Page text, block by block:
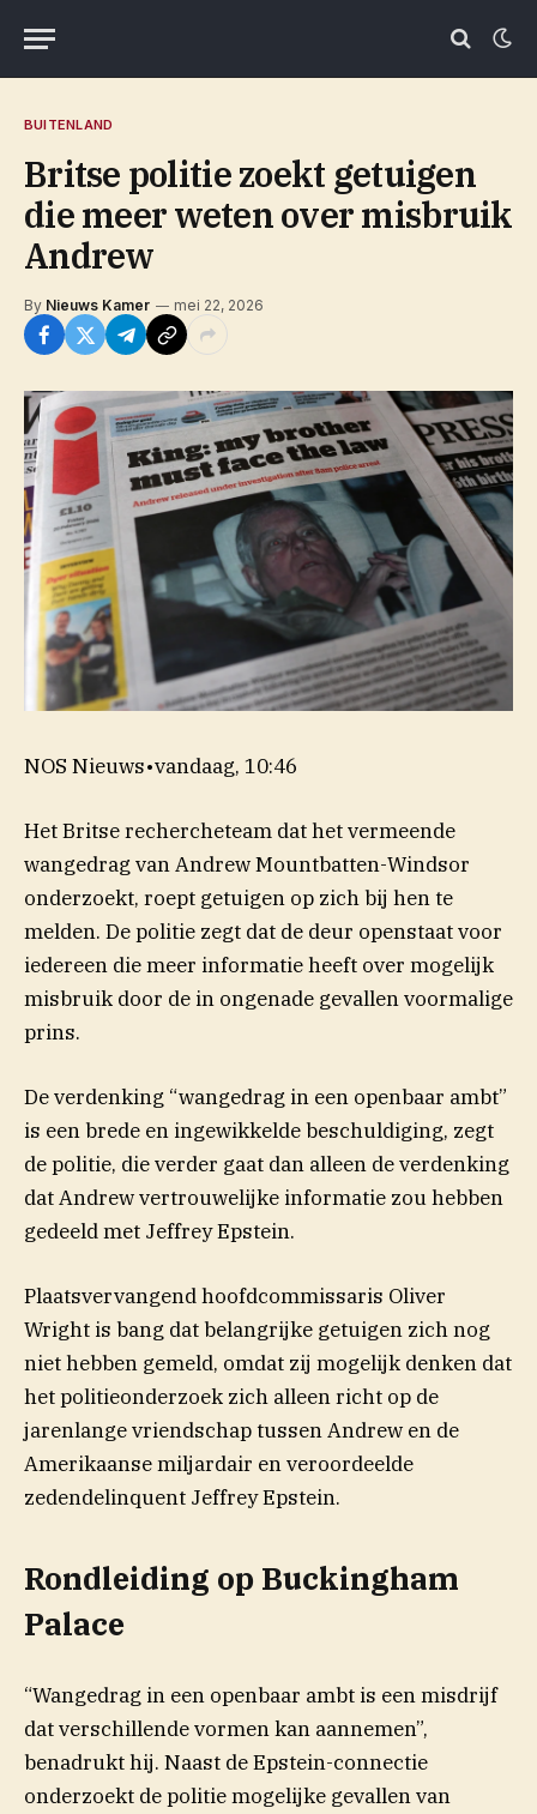
BUITENLAND
Britse politie zoekt getuigen
die meer weten over misbruik
Andrew
By Nieuws Kamer mei 22, 2026
NOS Nieuws•vandaag, 10:46
Het Britse rechercheteam dat het vermeende
wangedrag van Andrew Mountbatten-Windsor
onderzoekt, roept getuigen op zich bij hen te
melden. De politie zegt dat de deur openstaat voor
iedereen die meer informatie heeft over mogelijk
misbruik door de in ongenade gevallen voormalige
prins.
De verdenking “wangedrag in een openbaar ambt”
is een brede en ingewikkelde beschuldiging, zegt
de politie, die verder gaat dan alleen de verdenking
dat Andrew vertrouwelijke informatie zou hebben
gedeeld met Jeffrey Epstein.
Plaatsvervangend hoofdcommissaris Oliver
Wright is bang dat belangrijke getuigen zich nog
niet hebben gemeld, omdat zij mogelijk denken dat
het politieonderzoek zich alleen richt op de
jarenlange vriendschap tussen Andrew en de
Amerikaanse miljardair en veroordeelde
zedendelinquent Jeffrey Epstein.
Rondleiding op Buckingham
Palace
“Wangedrag in een openbaar ambt is een misdrijf
dat verschillende vormen kan aannemen”,
benadrukt hij. Naast de Epstein-connectie
onderzoekt de politie mogelijke gevallen van